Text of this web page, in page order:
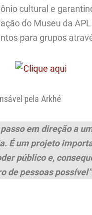
cultural e
do Museu da
para grupos
pela Arkhé
em direção a
É um projeto
público e,
de pessoas